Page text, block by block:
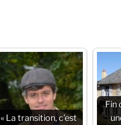
« La transition, c’est
Fin